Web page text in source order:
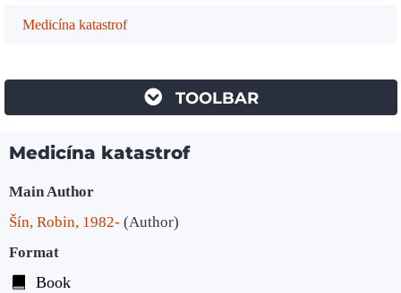
Medicína katastrof
TOOLBAR
Medicína katastrof
Bibliographic Details
Main Author
Šín, Robin, 1982- (Author)
Format
Book